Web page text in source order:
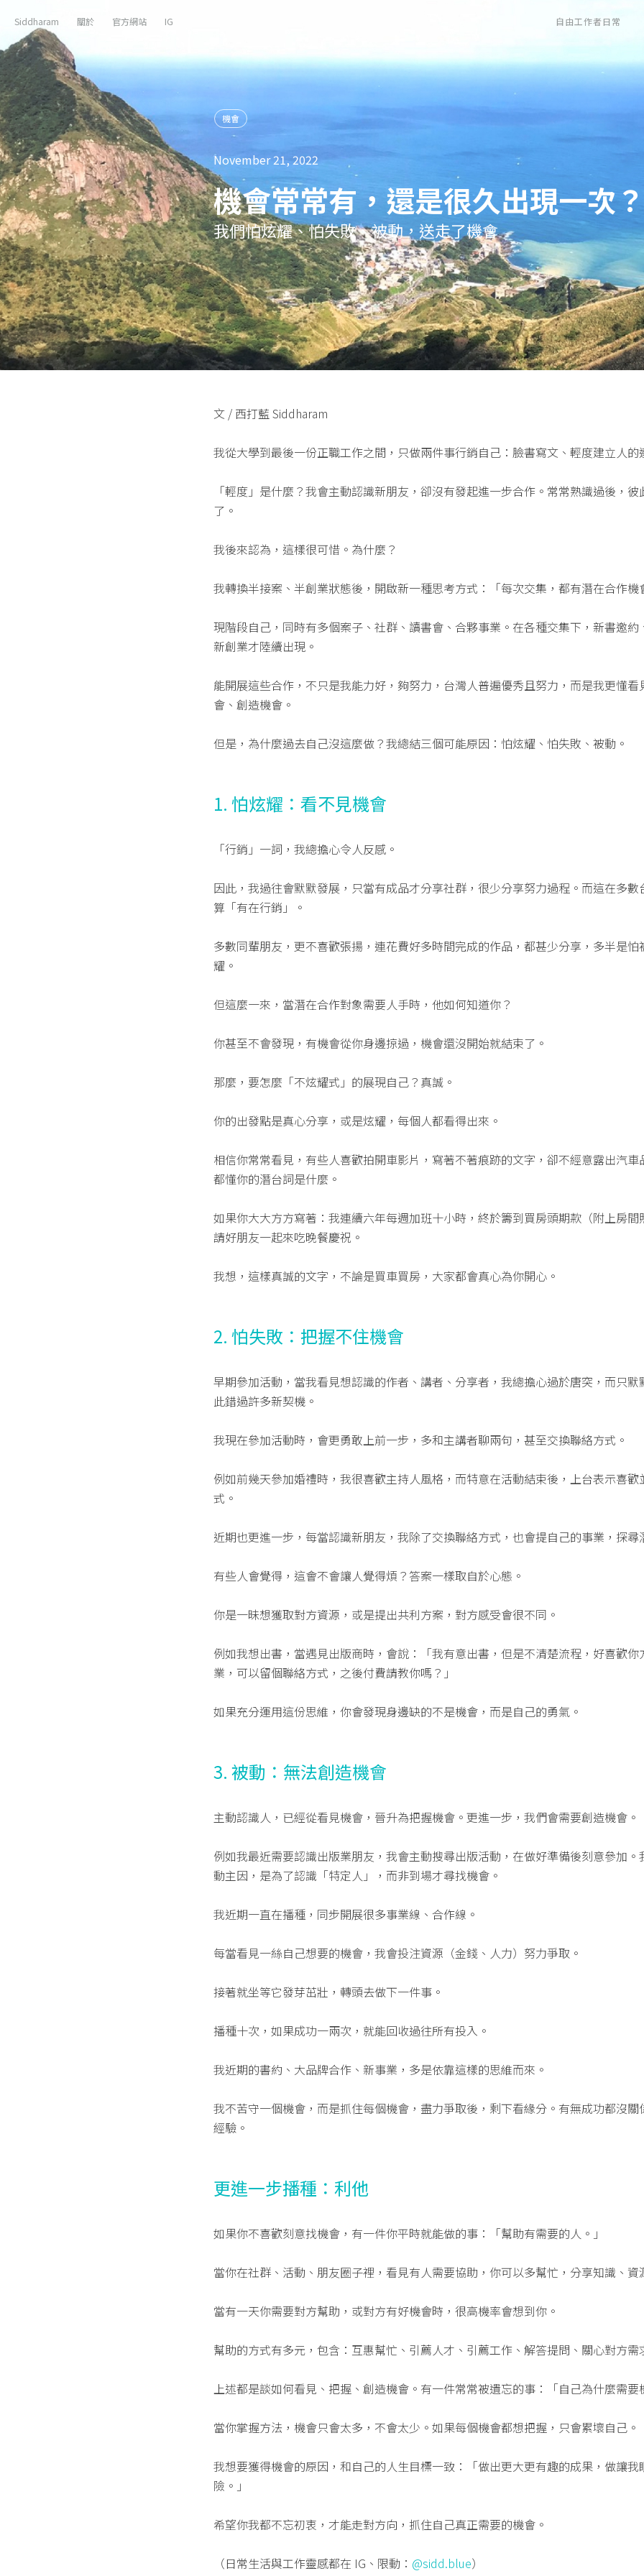
Siddharam 關於 官方網站 IG 自由工作者日常
機會
November 21, 2022
機會常常有，還是很久出現一次？
我們怕炫耀、怕失敗、被動，送走了機會
文 / 西打藍 Siddharam
我從大學到最後一份正職工作之間，只做兩件事行銷自己：臉書寫文、輕度建立人的
「輕度」是什麼？我會主動認識新朋友，卻沒有發起進一步合作。常常熟識過後，彼
了。
我後來認為，這樣很可惜。為什麼？
我轉換半接案、半創業狀態後，開啟新一種思考方式：「每次交集，都有潛在合作機
現階段自己，同時有多個案子、社群、讀書會、合夥事業。在各種交集下，新書邀約
新創業才陸續出現。
能開展這些合作，不只是我能力好，夠努力，台灣人普遍優秀且努力，而是我更懂看
會、創造機會。
但是，為什麼過去自己沒這麼做？我總結三個可能原因：怕炫耀、怕失敗、被動。
1. 怕炫耀：看不見機會
「行銷」一詞，我總擔心令人反感。
因此，我過往會默默發展，只當有成品才分享社群，很少分享努力過程。而這在多數
算「有在行銷」。
多數同輩朋友，更不喜歡張揚，連花費好多時間完成的作品，都甚少分享，多半是怕
耀。
但這麼一來，當潛在合作對象需要人手時，他如何知道你？
你甚至不會發現，有機會從你身邊掠過，機會還沒開始就結束了。
那麼，要怎麼「不炫耀式」的展現自己？真誠。
你的出發點是真心分享，或是炫耀，每個人都看得出來。
相信你常常看見，有些人喜歡拍開車影片，寫著不著痕跡的文字，卻不經意露出汽車
都懂你的潛台詞是什麼。
如果你大大方方寫著：我連續六年每週加班十小時，終於籌到買房頭期款（附上房間
請好朋友一起來吃晚餐慶祝。
我想，這樣真誠的文字，不論是買車買房，大家都會真心為你開心。
2. 怕失敗：把握不住機會
早期參加活動，當我看見想認識的作者、講者、分享者，我總擔心過於唐突，而只默
此錯過許多新契機。
我現在參加活動時，會更勇敢上前一步，多和主講者聊兩句，甚至交換聯絡方式。
例如前幾天參加婚禮時，我很喜歡主持人風格，而特意在活動結束後，上台表示喜歡
式。
近期也更進一步，每當認識新朋友，我除了交換聯絡方式，也會提自己的事業，探尋
有些人會覺得，這會不會讓人覺得煩？答案一樣取自於心態。
你是一昧想獲取對方資源，或是提出共利方案，對方感受會很不同。
例如我想出書，當遇見出版商時，會說：「我有意出書，但是不清楚流程，好喜歡你
業，可以留個聯絡方式，之後付費請教你嗎？」
如果充分運用這份思維，你會發現身邊缺的不是機會，而是自己的勇氣。
3. 被動：無法創造機會
主動認識人，已經從看見機會，晉升為把握機會。更進一步，我們會需要創造機會。
例如我最近需要認識出版業朋友，我會主動搜尋出版活動，在做好準備後刻意參加。
動主因，是為了認識「特定人」，而非到場才尋找機會。
我近期一直在播種，同步開展很多事業線、合作線。
每當看見一絲自己想要的機會，我會投注資源（金錢、人力）努力爭取。
接著就坐等它發芽茁壯，轉頭去做下一件事。
播種十次，如果成功一兩次，就能回收過往所有投入。
我近期的書約、大品牌合作、新事業，多是依靠這樣的思維而來。
我不苦守一個機會，而是抓住每個機會，盡力爭取後，剩下看緣分。有無成功都沒關
經驗。
更進一步播種：利他
如果你不喜歡刻意找機會，有一件你平時就能做的事：「幫助有需要的人。」
當你在社群、活動、朋友圈子裡，看見有人需要協助，你可以多幫忙，分享知識、資
當有一天你需要對方幫助，或對方有好機會時，很高機率會想到你。
幫助的方式有多元，包含：互惠幫忙、引薦人才、引薦工作、解答提問、關心對方需
上述都是談如何看見、把握、創造機會。有一件常常被遺忘的事：「自己為什麼需要
當你掌握方法，機會只會太多，不會太少。如果每個機會都想把握，只會累壞自己。
我想要獲得機會的原因，和自己的人生目標一致：「做出更大更有趣的成果，做讓我
險。」
希望你我都不忘初衷，才能走對方向，抓住自己真正需要的機會。
（日常生活與工作靈感都在 IG、限動： @sidd.blue）